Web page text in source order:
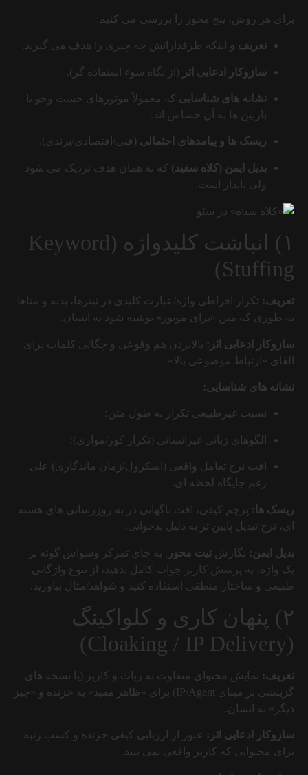
برای هر روش، پنج محور را بررسی می کنیم:
تعریف و اینکه طرفدارانش چه چیزی را هدف می گیرند.
سازوکار ادعایی اثر (از نگاه سوء استفاده گر).
نشانه های شناسایی که معمولاً موتورهای جست وجو یا
بازبین ها به آن حساس اند.
ریسک ها و پیامدهای احتمالی (فنی/اقتصادی/برندی).
بدیل ایمن (کلاه سفید) که به همان هدف نزدیک می شود
ولی پایدار است.
۱) انباشت کلیدواژه (Keyword
Stuffing)
تعریف: تکرار افراطی واژه/عبارت کلیدی در تیترها، بدنه و متاها
به طوری که متن «برای موتور» نوشته شود نه انسان.
سازوکار ادعایی اثر: بالابردن هم وقوعی و چگالی کلمات برای
القای «ارتباط موضوعی بالا».
نشانه های شناسایی:
نسبت غیرطبیعی تکرار به طول متن؛
الگوهای زبانی غیرانسانی (تکرار کور/موازی)؛
افت نرخ تعامل واقعی (اسکرول/زمان ماندگاری) علی
رغم جایگاه لحظه ای.
ریسک ها: پرچم کیفی، افت ناگهانی در به روزرسانی های هسته
ای، نرخ تبدیل پایین تر به دلیل بدخوانی.
بدیل ایمن: نگارش نیت محور
. به جای تمرکز وسواس گونه بر
یک واژه، به پرسش کاربر جواب کامل بدهید، از تنوع واژگانی
طبیعی و ساختار منطقی استفاده کنید و شواهد/مثال بیاورید.
۲) پنهان کاری و کلواکینگ
(Cloaking / IP Delivery)
تعریف: نمایش محتوای متفاوت به ربات و کاربر (یا نسخه های
گزینشی بر مبنای IP/Agent) برای «ظاهر مفید» به خزنده و «چیز
دیگر» به انسان.
سازوکار ادعایی اثر: عبور از ارزیابی کیفی خزنده و کسب رتبه
برای محتوایی که کاربر واقعی نمی بیند.